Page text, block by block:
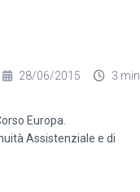
28/06/2015 3 min
Europa.
Assistenziale e di